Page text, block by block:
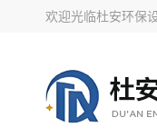
欢迎光临杜安环保